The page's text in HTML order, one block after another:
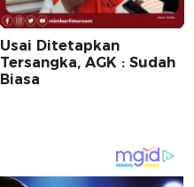
Usai Ditetapkan
Tersangka, AGK : Sudah
Biasa